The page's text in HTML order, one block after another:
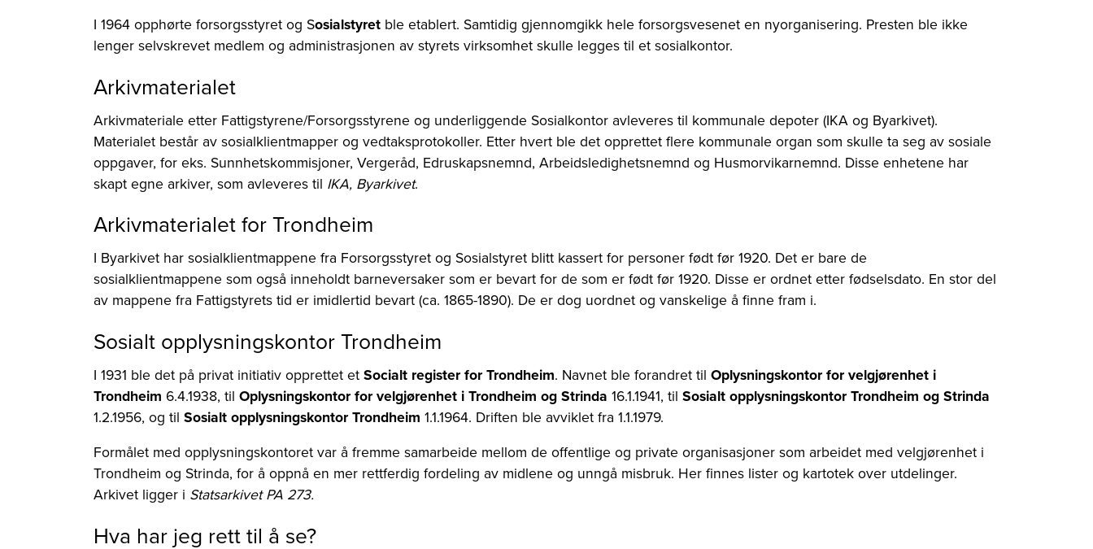
I 1964 opphørte forsorgsstyret og Sosialstyret ble etablert. Samtidig gjennomgikk hele forsorgsvesenet en nyorganisering. Presten ble ikke
lenger selvskrevet medlem og administrasjonen av styrets virksomhet skulle legges til et sosialkontor.
Arkivmaterialet
Arkivmateriale etter Fattigstyrene/Forsorgsstyrene og underliggende Sosialkontor avleveres til kommunale depoter (IKA og Byarkivet).
Materialet består av sosialklientmapper og vedtaksprotokoller. Etter hvert ble det opprettet flere kommunale organ som skulle ta seg av sosiale
oppgaver, for eks. Sunnhetskommisjoner, Vergeråd, Edruskapsnemnd, Arbeidsledighetsnemnd og Husmorvikarnemnd. Disse enhetene har
skapt egne arkiver, som avleveres til IKA, Byarkivet.
Arkivmaterialet for Trondheim
I Byarkivet har sosialklientmappene fra Forsorgsstyret og Sosialstyret blitt kassert for personer født før 1920. Det er bare de
sosialklientmappene som også inneholdt barneversaker som er bevart for de som er født før 1920. Disse er ordnet etter fødselsdato. En stor del
av mappene fra Fattigstyrets tid er imidlertid bevart (ca. 1865-1890). De er dog uordnet og vanskelige å finne fram i.
Sosialt opplysningskontor Trondheim
I 1931 ble det på privat initiativ opprettet etSocialt register for Trondheim. Navnet ble forandret tilOplysningskontor for velgjørenhet i
Trondheim 6.4.1938, tilOplysningskontor for velgjørenhet i Trondheim og Strinda 16.1.1941, tilSosialt opplysningskontor Trondheim og Strinda
1.2.1956, og tilSosialt opplysningskontor Trondheim 1.1.1964. Driften ble avviklet fra 1.1.1979.
Formålet med opplysningskontoret var å fremme samarbeide mellom de offentlige og private organisasjoner som arbeidet med velgjørenhet i
Trondheim og Strinda, for å oppnå en mer rettferdig fordeling av midlene og unngå misbruk. Her finnes lister og kartotek over utdelinger.
Arkivet ligger i Statsarkivet PA 273.
Hva har jeg rett til å se?